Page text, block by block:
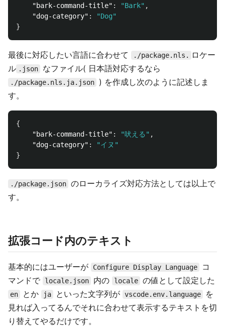
"bark-command-title" : "Bark" ,
"dog-category" :
"Dog"
}
最後に対応したい言語に合わせて ./package.nls.
ロケー
ル .json なファイル( 日本語対応するなら
./package.nls.ja.json
) を作成し次のように記述しま
す。
{
"bark-command-title" : "吠える" ,
"dog-category" :
"イヌ"
}
./package.json のローカライズ対応方法としては以上で
す。
拡張コード内のテキスト
基本的にはユーザーが Configure Display Language
コ
マンドで
locale.json 内の locale の値として設定した
en とか ja といった文字列が vscode.env.language
を
見れば入ってるんでそれに合わせて表示するテキストを切
り替えてやるだけです。